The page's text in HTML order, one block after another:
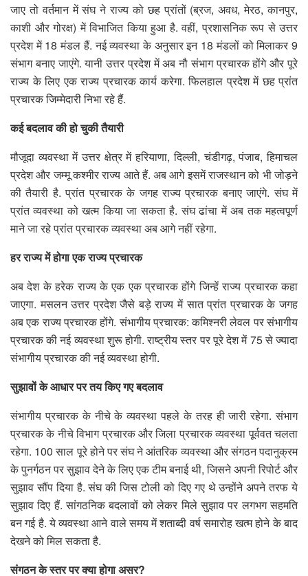
जाए तो वर्तमान में संघ ने राज्य को छह प्रांतों (ब्रज, अवध, मेरठ, कानपुर,
काशी और गोरक्ष) में विभाजित किया हुआ है. वहीं, प्रशासनिक रूप से उत्तर
प्रदेश में 18 मंडल हैं. नई व्यवस्था के अनुसार इन 18 मंडलों को मिलाकर 9
संभाग बनाए जाएंगे. यानी उत्तर प्रदेश में अब नौ संभाग प्रचारक होंगे और पूरे
राज्य के लिए एक राज्य प्रचारक कार्य करेगा. फिलहाल प्रदेश में छह प्रांत
प्रचारक जिम्मेदारी निभा रहे हैं.
कई बदलाव की हो चुकी तैयारी
मौजूदा व्यवस्था में उत्तर क्षेत्र में हरियाणा, दिल्ली, चंडीगढ़, पंजाब, हिमाचल
प्रदेश और जम्मू कश्मीर राज्य आते हैं. अब आगे इसमें राजस्थान को भी जोड़ने
की तैयारी है. प्रांत प्रचारक के जगह राज्य प्रचारक बनाए जाएंगे. संघ में
प्रांत व्यवस्था को खत्म किया जा सकता है. संघ ढांचा में अब तक महत्वपूर्ण
माने जा रहे प्रांत प्रचारक व्यवस्था अब आगे नहीं रहेगा.
हर राज्य में होगा एक राज्य प्रचारक
अब देश के हरेक राज्य के एक एक प्रचारक होंगे जिन्हें राज्य प्रचारक कहा
जाएगा. मसलन उत्तर प्रदेश जैसे बड़े राज्य में सात प्रांत प्रचारक के जगह
अब एक राज्य प्रचारक होंगे. संभागीय प्रचारक: कमिश्नरी लेवल पर संभागीय
प्रचारक की नई व्यवस्था शुरू होगी. राष्ट्रीय स्तर पर पूरे देश में 75 से ज्यादा
संभागीय प्रचारक की नई व्यवस्था होगी.
सुझावों के आधार पर तय किए गए बदलाव
संभागीय प्रचारक के नीचे के व्यवस्था पहले के तरह ही जारी रहेगा. संभाग
प्रचारक के नीचे विभाग प्रचारक और जिला प्रचारक व्यवस्था पूर्ववत चलता
रहेगा. 100 साल पूरे होने पर संघ ने आंतरिक व्यवस्था और संगठन पदानुक्रम
के पुनर्गठन पर सुझाव देने के लिए एक टीम बनाई थी, जिसने अपनी रिपोर्ट और
सुझाव सौंप दिया है. संघ की जिस टोली को दिए गए थे उन्होंने अपने तरफ ये
सुझाव दिए हैं. सांगठनिक बदलावों को लेकर मिले सुझाव पर लगभग सहमति
बन गई है. ये व्यवस्था आने वाले समय में शताब्दी वर्ष समारोह खत्म होने के बाद
देखने को मिल सकता है.
संगठन के स्‍तर पर क्‍या होगा असर?